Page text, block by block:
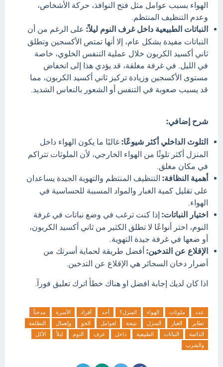
الهواء بسبب عوامل مثل فتح النوافذ، حركة الأشخاص،
وعدم التنظيف المنتظم.
النباتات الطبيعية داخل غرف النوم ليلاً: على الرغم من أن
النباتات مفيدة بشكل عام، إلا أنها تمتص الأكسجين وتطلق
ثاني أكسيد الكربون خلال عملية التنفس الخلوي، خاصة
في الليل. في غرفة مغلقة، قد يؤدي هذا إلى انخفاض
مستوى الأكسجين وزيادة تركيز ثاني أكسيد الكربون، مما
قد يسبب صعوبة في التنفس أو الشعور بالنعاس الشديد.
شرح إضافي:
التلوث الداخلي أكثر شيوعًا: غالبًا ما يكون الهواء داخل
المنزل أكثر تلوثًا من الهواء الخارجي، لأن الملوثات تتراكم
في مكان مغلق.
أهمية النظافة: التنظيف المنتظم والتهوية الجيدة يساعدان
على تقليل كمية الغبار والمواد المسببة للحساسية في
الهواء.
اختيار النباتات: إذا كنت ترغب في وضع نباتات في غرفة
النوم، اختر أنواعًا لا تطلق الكثير من ثاني أكسيد الكربون،
أو ضعها في غرفة جيدة التهوية.
الإقلاع عن التدخين: أفضل طريقة لحماية أسرتك من
أضرار دخان السجائر هي الإقلاع عن التدخين.
اذا كان لديك إجابة افضل او هناك خطأ اترك تعليق فورآ.
عدد ملوثات الهواء المنزل؟ أحد أفراد الأسرة
مدخناً
تطاير
الغبار المنزل نتيجة لعوامل الجو وإهمال
النظلفة
الدائمة
النباتات الطبيعية داخل غرف النوم ليلاً
الأكل
والشرب